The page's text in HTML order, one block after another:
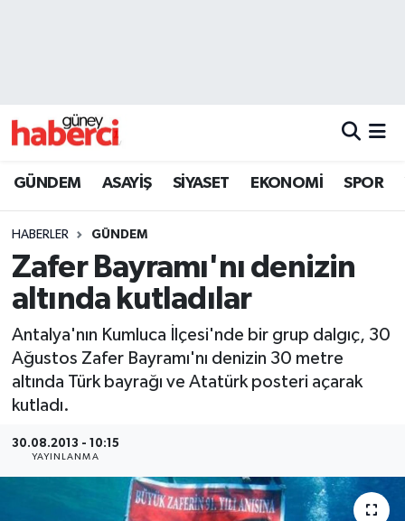
GÜNDEM ASAYİŞ SİYASET EKONOMİ SPOR
HABERLER GÜNDEM
Zafer Bayramı'nı denizin
altında kutladılar
Antalya'nın Kumluca İlçesi'nde bir grup dalgıç, 30
Ağustos Zafer Bayramı'nı denizin 30 metre
altında Türk bayrağı ve Atatürk posteri açarak
kutladı.
30.08.2013 - 10:15
YAYINLANMA
Beyoğlu Trafik Yoğunluk Haritası
Son Dakika Haberleri
Haber Arşivi